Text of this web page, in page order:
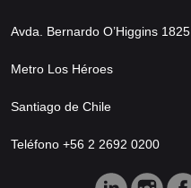
Avda. Bernardo O’Higgins 1825
Metro Los Héroes
Santiago de Chile
Teléfono +56 2 2692 0200